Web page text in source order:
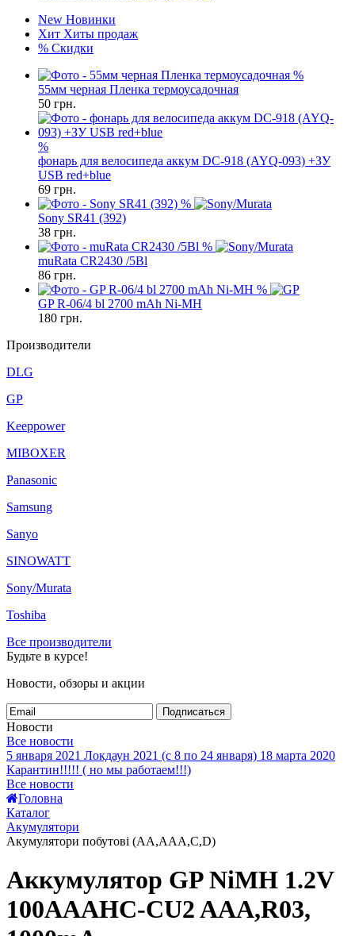
New Новинки
Хит Хиты продаж
% Скидки
%
55мм черная Пленка термоусадочная
50 грн.
%
фонарь для велосипеда аккум DC-918 (AYQ-093) +ЗУ
USB red+blue
69 грн.
%
Sony SR41 (392)
38 грн.
%
muRata CR2430 /5Bl
86 грн.
%
GP R-06/4 bl 2700 mAh Ni-MH
180 грн.
Производители
DLG
GP
Keeppower
MIBOXER
Panasonic
Samsung
Sanyo
SINOWATT
Sony/Murata
Toshiba
Все производители
Будьте в курсе!
Новости, обзоры и акции
Подписаться
Новости
Все новости
5 января 2021 Локдаун 2021 (с 8 по 24 января) 18 марта 2020
Карантин!!!!! ( но мы работаем!!!)
Все новости
Головна
Каталог
Акумулятори
Акумулятори побутові (AA,AAA,C,D)
Аккумулятор GP NiMH 1.2V
100AAAHC-CU2 AAA,R03,